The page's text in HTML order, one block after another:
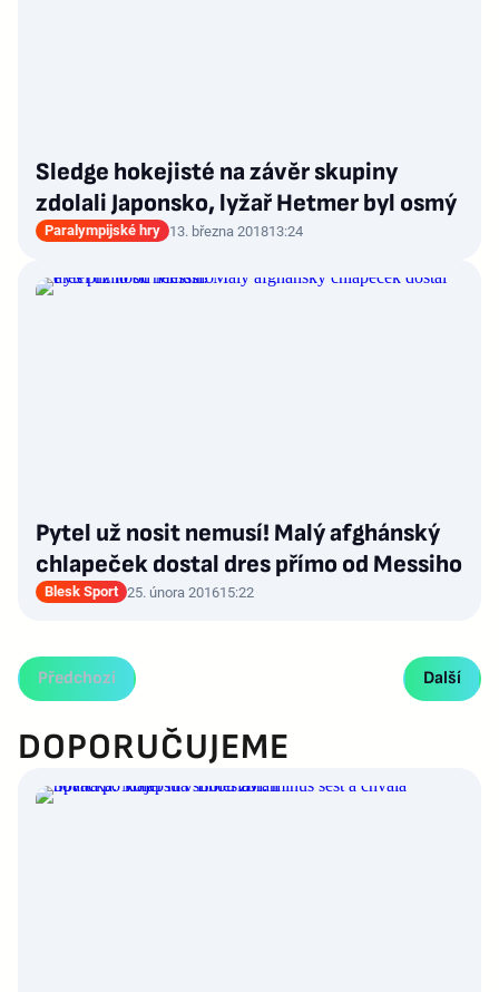
Sledge hokejisté na závěr skupiny
zdolali Japonsko, lyžař Hetmer byl osmý
Paralympijské hry 13. března 201813:24
Pytel už nosit nemusí! Malý afghánský
chlapeček dostal dres přímo od Messiho
Blesk Sport 25. února 201615:22
Předchozí Další
DOPORUČUJEME